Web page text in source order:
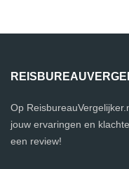
Op
jouw ervaringen en
een review!